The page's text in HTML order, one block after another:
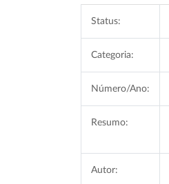
Status:
Categoria:
Número/Ano:
Resumo:
Autor: